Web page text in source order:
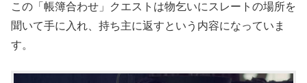
この「帳簿合わせ」クエストは物乞いにスレートの場所を
聞いて手に入れ、持ち主に返すという内容になっていま
す。